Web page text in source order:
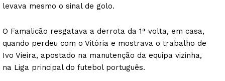
levava mesmo o sinal de golo.
O Famalicão resgatava a derrota da 1ª volta, em casa,
quando perdeu com o Vitória e mostrava o trabalho de
Ivo Vieira, apostado na manutenção da equipa vizinha,
na Liga principal do futebol português.